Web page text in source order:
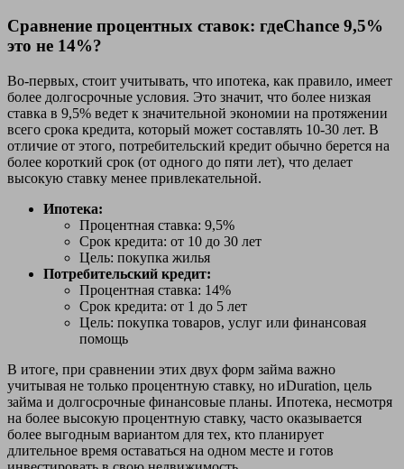
Сравнение процентных ставок: гдеChance 9,5%
это не 14%?
Во-первых, стоит учитывать, что ипотека, как правило, имеет
более долгосрочные условия. Это значит, что более низкая
ставка в 9,5% ведет к значительной экономии на протяжении
всего срока кредита, который может составлять 10-30 лет. В
отличие от этого, потребительский кредит обычно берется на
более короткий срок (от одного до пяти лет), что делает
высокую ставку менее привлекательной.
Ипотека:
Процентная ставка: 9,5%
Срок кредита: от 10 до 30 лет
Цель: покупка жилья
Потребительский кредит:
Процентная ставка: 14%
Срок кредита: от 1 до 5 лет
Цель: покупка товаров, услуг или финансовая
помощь
В итоге, при сравнении этих двух форм займа важно
учитывая не только процентную ставку, но иDuration, цель
займа и долгосрочные финансовые планы. Ипотека, несмотря
на более высокую процентную ставку, часто оказывается
более выгодным вариантом для тех, кто планирует
длительное время оставаться на одном месте и готов